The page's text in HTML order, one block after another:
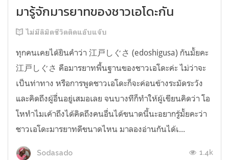
มารู้จักมารยาทของชาวเอโดะกัน
ไม่มีลิมิตชีวิตติดแอ๊บแจ๊บ
ทุกคนเคยได้ยินคำว่า 江戸しぐさ (edoshigusa) กันมั้ยคะ
江戸しぐさ คือมารยาทพื้นฐานของชาวเอโดะค่ะ ไม่ว่าจะ
เป็นท่าทาง หรือการพูดชาวเอโดะก็จะค่อนข้างระมัดระวัง
และคิดถึงผู้อื่นอยู่เสมอเลย จนบางทีก็ทำให้ผู้เขียนคิดว่า โอ
โหทำไมเค้าถึงได้คิดถึงคนอื่นได้ขนาดนี้นะอยากรู้มั้ยคะว่า
ชาวเอโดะมารยาทดีขนาดไหน มาลองอ่านกันได้เ...
Sodasado 1.4k